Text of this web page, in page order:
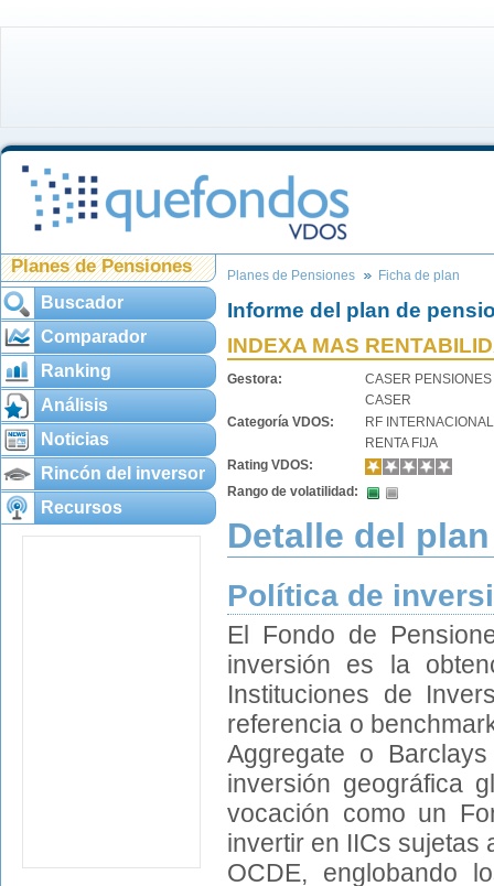
Planes de Pensiones
Buscador
Comparador
Ranking
Análisis
Noticias
Rincón del inversor
Recursos
Planes de Pensiones Ficha de plan
Informe del plan de
INDEXA MAS
Gestora:
CASER PENSIONES
CASER
Categoría VDOS:
RF
RENTA FIJA
Rating VDOS:
Rango de volatilidad:
Detalle del plan
Política de
El Fondo de
inversión es la
Instituciones de
referencia o
Aggregate o
inversión geográfica
vocación como un
invertir en IICs sujetas
OCDE, englobando